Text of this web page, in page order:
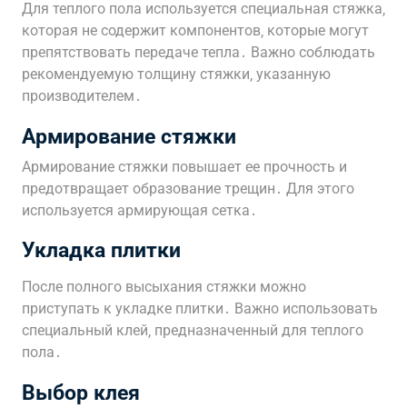
Для теплого пола используется специальная стяжка‚
которая не содержит компонентов‚ которые могут
препятствовать передаче тепла․ Важно соблюдать
рекомендуемую толщину стяжки‚ указанную
производителем․
Армирование стяжки
Армирование стяжки повышает ее прочность и
предотвращает образование трещин․ Для этого
используется армирующая сетка․
Укладка плитки
После полного высыхания стяжки можно
приступать к укладке плитки․ Важно использовать
специальный клей‚ предназначенный для теплого
пола․
Выбор клея